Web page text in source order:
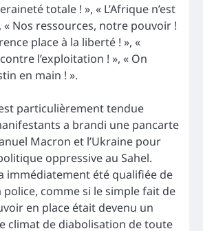
totale ! », « L’Afrique n’est
« Nos ressources, notre pouvoir !
place à la liberté ! », «
l’exploitation ! », « On
en main ! ».
particulièrement tendue
a brandi une pancarte
Macron et l’Ukraine pour
oppressive au Sahel.
immédiatement été qualifiée de
police, comme si le simple fait de
en place était devenu un
climat de diabolisation de toute